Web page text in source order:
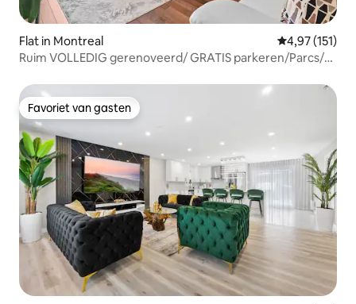
Flat in Montreal Gemiddelde
4,97 (151)
Ruim VOLLEDIG gerenoveerd/ GRATIS parkeren/Parcs/
Favoriet van gasten
Favoriet van gasten